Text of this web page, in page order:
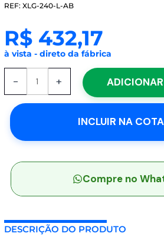
REF: XLG-240-L-AB
R$432,17
à vista - direto da fábrica
-
AB
Driver
239W
305VCA/142-
178-
+
INCLUIR NA
Compre no
DESCRIÇÃO DO PRODUTO